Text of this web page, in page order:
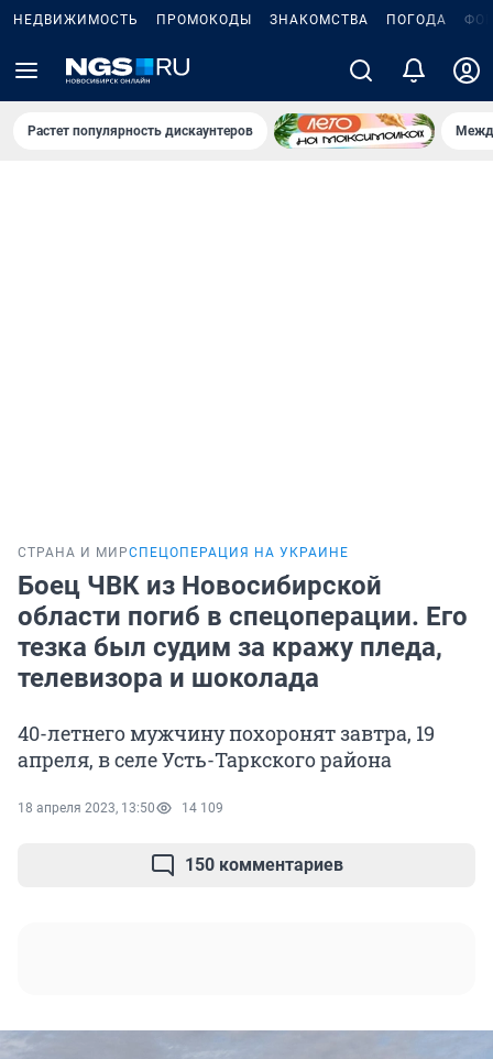
НЕДВИЖИМОСТЬ ПРОМОКОДЫ ЗНАКОМСТВА ПОГОДА
Растет популярность дискаунтеров
СТРАНА И МИРСПЕЦОПЕРАЦИЯ НА УКРАИНЕ
Боец ЧВК из Новосибирской
области погиб в спецоперации. Его
тезка был судим за кражу пледа,
телевизора и шоколада
40-летнего мужчину похоронят завтра, 19
апреля, в селе Усть-Таркского района
18 апреля 2023, 13:50 14 109
150 комментариев